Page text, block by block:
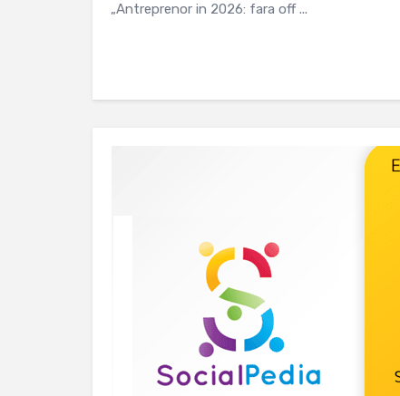
„Antreprenor in 2026: fara off ...